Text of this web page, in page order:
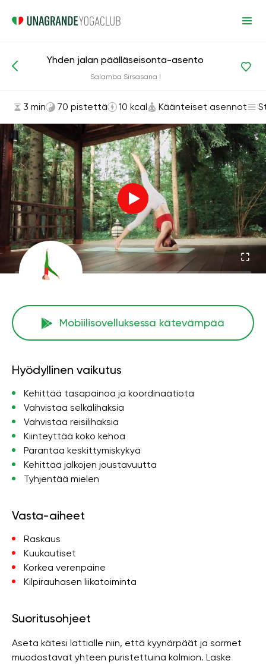
Asanat ja harjoitukset Käänteiset asennot
Yhden jalan päälläseisonta-asento
Salamba Sirsasana I
3 min 70 pistettä 10 kcal Käänteiset asennot
Mobiilisovelluksessa kätevämpää
Hyödyllinen vaikutus
Kehittää tasapainoa ja koordinaatiota
Vahvistaa selkälihaksia
Vahvistaa reisilihaksia
Kiinteyttää koko kehoa
Parantaa keskittymiskykyä
Kehittää jalkojen joustavuutta
Tyhjentää mielen
Vasta-aiheet
Raskaus
Kuukautiset
Korkea verenpaine
Kilpirauhasen liikatoiminta
Suoritusohjeet
Aseta kätesi lattialle niin, että kyynärpäät ja sormet
muodostavat yhteen puristettuina kolmion. Laske